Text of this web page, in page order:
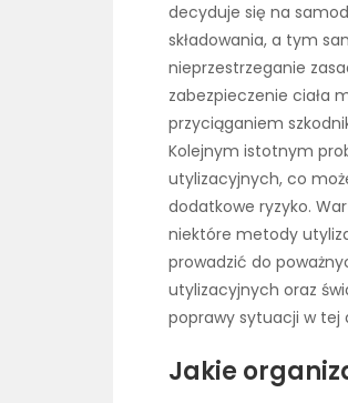
decyduje się na
składowania, a tym
nieprzestrzeganie
zabezpieczenie ciała
przyciąganiem
Kolejnym istotnym
utylizacyjnych, co
dodatkowe ryzyko.
niektóre metody
prowadzić do
utylizacyjnych oraz
poprawy sytuacji w tej
Jakie